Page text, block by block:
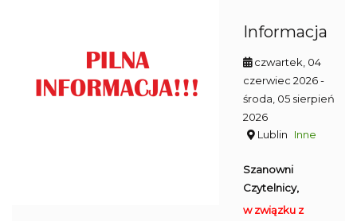
Informacja
czwartek, 04
czerwiec 2026-
środa, 05 sierpień
2026
Lublin
Inne
Szanowni
Czytelnicy,
w związku z